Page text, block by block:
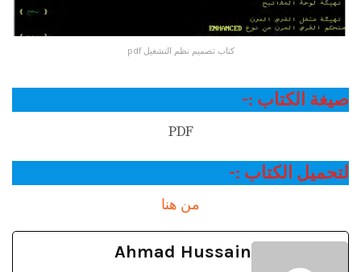
كتاب تصميم نظم التشغيل pdf
صيغة الكتاب :-
PDF
لتحميل الكتاب :-
من هنا
Ahmad Hussain